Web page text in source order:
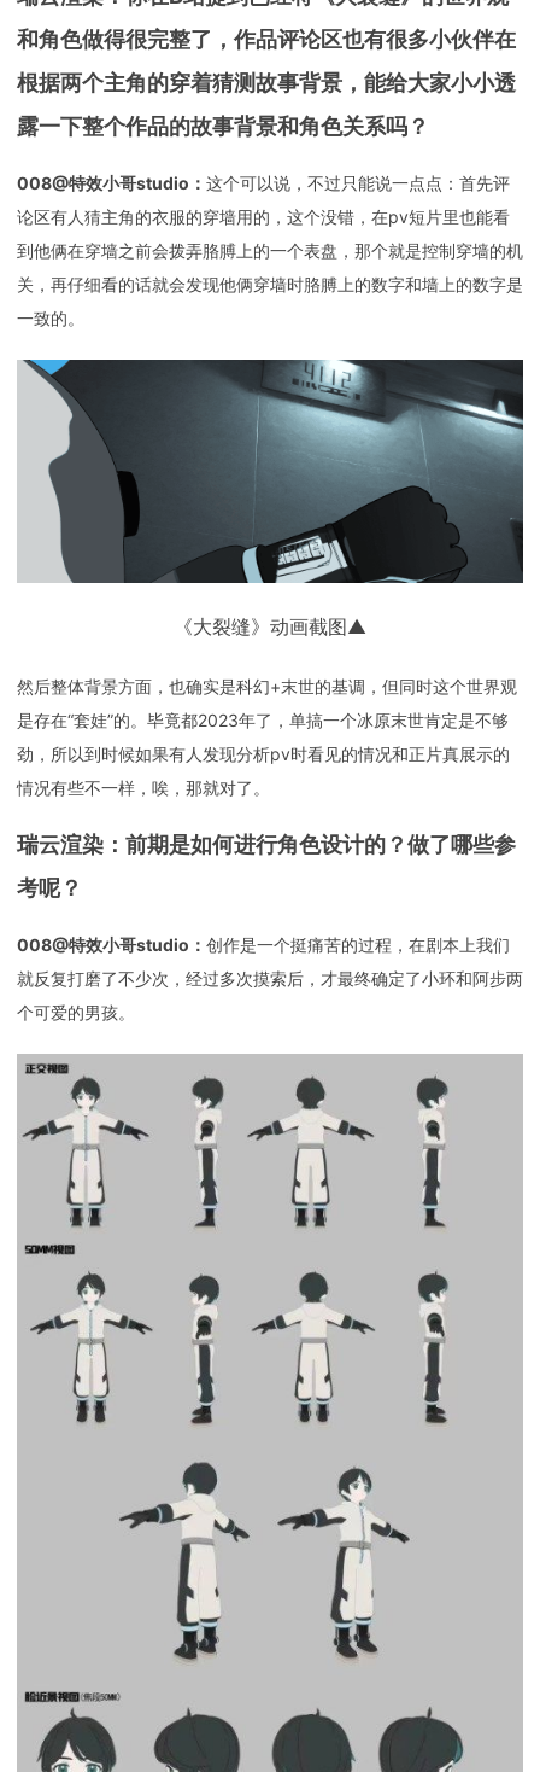
和角色做得很完整了，作品评论区也有很多小伙伴在
根据两个主角的穿着猜测故事背景，能给大家小小透
露一下整个作品的故事背景和角色关系吗？
008@特效小哥studio： 这个可以说，不过只能说一点点：首先评
论区有人猜主角的衣服的穿墙用的，这个没错，在pv短片里也能看
到他俩在穿墙之前会拨弄胳膊上的一个表盘，那个就是控制穿墙的机
关，再仔细看的话就会发现他俩穿墙时胳膊上的数字和墙上的数字是
一致的。
《大裂缝》动画截图▲
然后整体背景方面，也确实是科幻+末世的基调，但同时这个世界观
是存在“套娃”的。毕竟都2023年了，单搞一个冰原末世肯定是不够
劲，所以到时候如果有人发现分析pv时看见的情况和正片真展示的
情况有些不一样，唉，那就对了。
瑞云渲染：前期是如何进行角色设计的？做了哪些参
考呢？
008@特效小哥studio： 创作是一个挺痛苦的过程，在剧本上我们
就反复打磨了不少次，经过多次摸索后，才最终确定了小环和阿步两
个可爱的男孩。